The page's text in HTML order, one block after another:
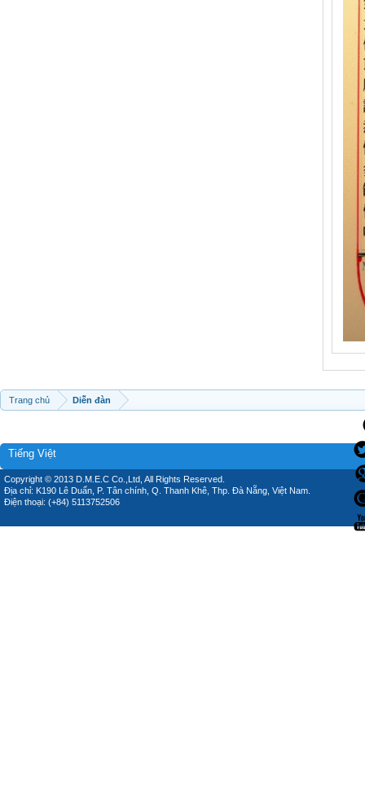
Trang chủ Diễn đàn
Tiếng Việt
Copyright © 2013 D.M.E.C Co.,Ltd, All Rights Reserved.
Địa chỉ: K190 Lê Duẩn, P. Tân chính, Q. Thanh Khê, Thp. Đà Nẵng, Việt Nam.
Điện thoại: (+84) 5113752506